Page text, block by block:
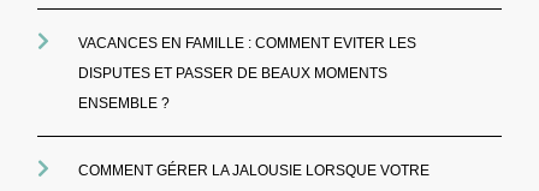
VACANCES EN FAMILLE : COMMENT EVITER LES
DISPUTES ET PASSER DE BEAUX MOMENTS
ENSEMBLE ?
COMMENT GÉRER LA JALOUSIE LORSQUE VOTRE